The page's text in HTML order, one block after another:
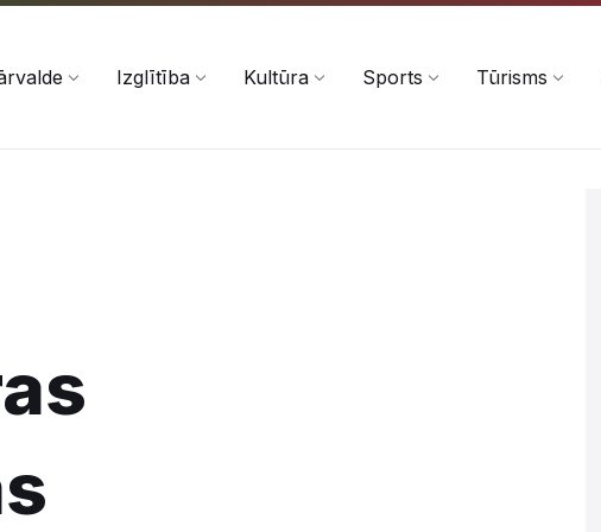
Izglītība Kultūra Sports Tūrisms